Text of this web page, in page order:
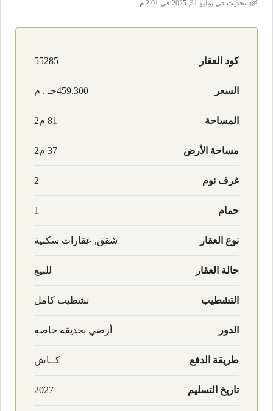
تحديث في يوليو 31, 2025 في 2:01 م
كود العقار 55285
السعر 459,300جـ . م
المساحة 81 م2
مساحة الأرض 37 م2
غرف نوم 2
حمام 1
نوع العقار شقق, عقارات سكنية
حالة العقار للبيع
التشطيب تشطيب كامل
الدور أرضي بحديقه خاصه
طريقة الدفع كــاش
تاريخ التسليم 2027